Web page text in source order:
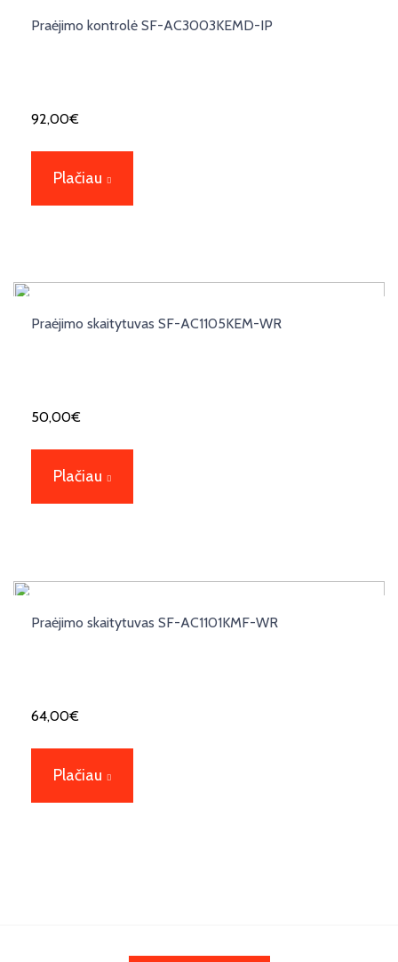
Praėjimo kontrolė SF-AC3003KEMD-IP
92,00€
Plačiau
Praėjimo skaitytuvas SF-AC1105KEM-WR
50,00€
Plačiau
Praėjimo skaitytuvas SF-AC1101KMF-WR
64,00€
Plačiau